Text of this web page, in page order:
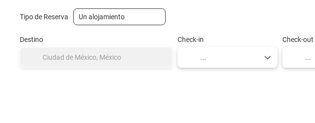
Tipo de Reserva
Destino Check-in Check-out